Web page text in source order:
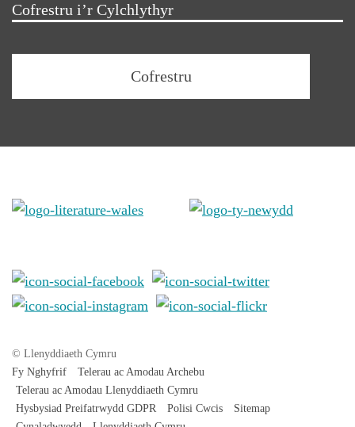
Cofrestru i’r Cylchlythyr
© Llenyddiaeth Cymru
Fy Nghyfrif
Telerau ac Amodau Archebu
Telerau ac Amodau Llenyddiaeth Cymru
Hysbysiad Preifatrwydd GDPR
Polisi Cwcis
Sitemap